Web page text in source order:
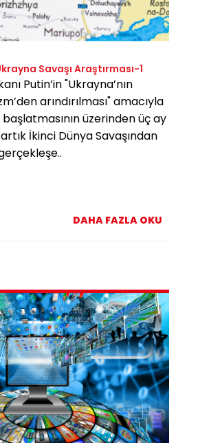
Savaşı Araştırması-1
Putin’in "Ukrayna’nın
arındırılması" amacıyla
üzerinden üç ay
İkinci Dünya Savaşından
DAHA FAZLA OKU